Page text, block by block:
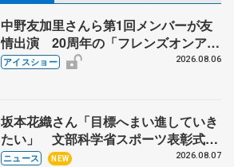
中野友加里さんら第1回メンバーが友
情出演 20周年の「フレンズオンアイ
ス」 宮本賢二さん、有川梨絵さん、
アイスショー 2026.08.06
坂本花織さん「目標へまい進していき
たい」 文部科学省スポーツ表彰式で
代表謝辞
ニュース NEW 2026.08.07